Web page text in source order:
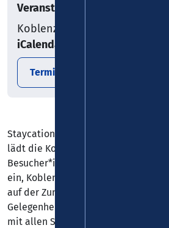
Veranstaltungsort
Koblenz
iCalendar
Termin exportieren
Staycation geht in die nächste
lädt die Koblenz-Touristik
Besucher*innen aus der Region und
ein, Koblenz neu zu entdecken.
auf der Zunge“ haben die
Gelegenheit, die lokale
mit allen Sinnen (neu) zu erleben.